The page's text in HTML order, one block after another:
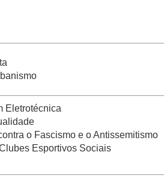
Eletrotécnica
o Fascismo e o Antissemitismo
Esportivos Sociais